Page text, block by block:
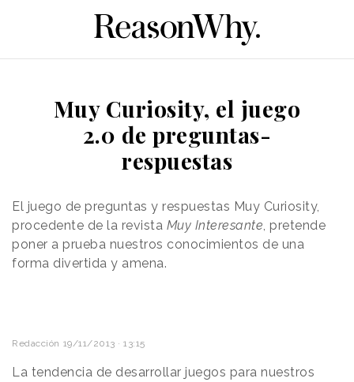
Muy Curiosity, el juego
2.0 de preguntas-
respuestas
El juego de preguntas y respuestas Muy Curiosity,
procedente de la revista Muy Interesante , pretende
poner a prueba nuestros conocimientos de una
forma divertida y amena.
Redacción 19/11/2013 · 13:15
La tendencia de desarrollar juegos para nuestros